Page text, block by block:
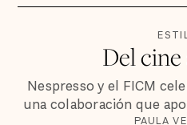
Del
Nespresso y el FICM
una colaboración que
PAULA